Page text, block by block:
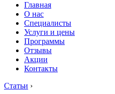
Главная
О нас
Cпециалисты
Услуги и цены
Программы
Отзывы
Акции
Контакты
Статьи ›